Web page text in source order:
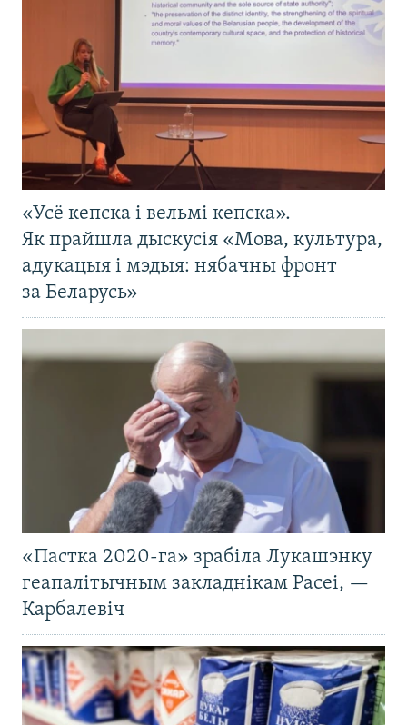
«Усё кепска і вельмі кепска».
Як прайшла дыскусія «Мова, культура,
адукацыя і мэдыя: нябачны фронт
за Беларусь»
«Пастка 2020-га» зрабіла Лукашэнку
геапалітычным закладнікам Расеі, —
Карбалевіч